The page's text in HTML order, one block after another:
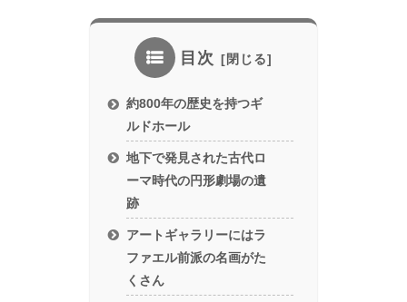
目次
約800年の歴史を持つギ
ルドホール
地下で発見された古代ロ
ーマ時代の円形劇場の遺
跡
アートギャラリーにはラ
ファエル前派の名画がた
くさん